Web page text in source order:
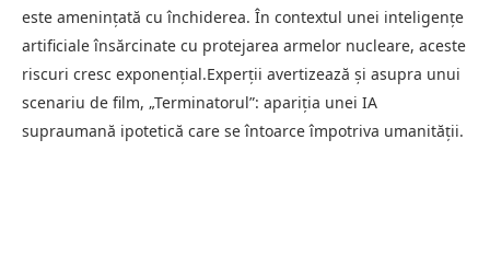
este amenințată cu închiderea. În contextul unei inteligențe
artificiale însărcinate cu protejarea armelor nucleare, aceste
riscuri cresc exponențial.Experții avertizează și asupra unui
scenariu de film, „Terminatorul”: apariția unei IA
supraumană ipotetică care se întoarce împotriva umanității.